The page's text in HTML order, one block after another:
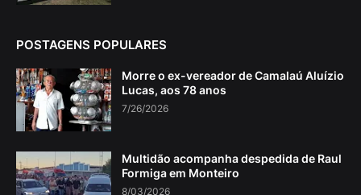
POSTAGENS POPULARES
Morre o ex-vereador de Camalaú Aluízio
Lucas, aos 78 anos
7/26/2026
Multidão acompanha despedida de Raul
Formiga em Monteiro
8/03/2026